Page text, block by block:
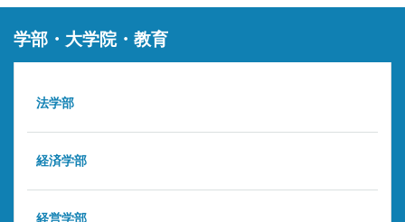
学部・大学院・教育
法学部
経済学部
経営学部